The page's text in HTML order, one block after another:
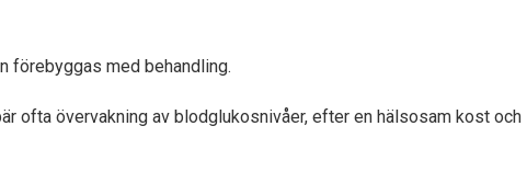
förebyggas med behandling.
ofta övervakning av blodglukosnivåer, efter en hälsosam kost och